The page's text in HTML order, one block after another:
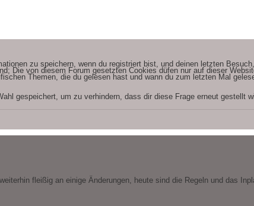
zu speichern, wenn du registriert bist, und deinen letzten
Die von diesem Forum gesetzten Cookies düfen nur auf dieser
Themen, die du gelesen hast und wann du zum letzten Mal
gespeichert, um zu verhindern, dass dir diese Frage erneut gestellt
fleißig an einige Änderungen, heute sind die Regeln und das